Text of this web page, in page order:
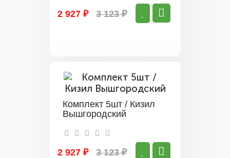
2 927 ₽ 3 123 ₽
Комплект 5шт / Кизил
Вышгородский
2 927 ₽ 3 123 ₽